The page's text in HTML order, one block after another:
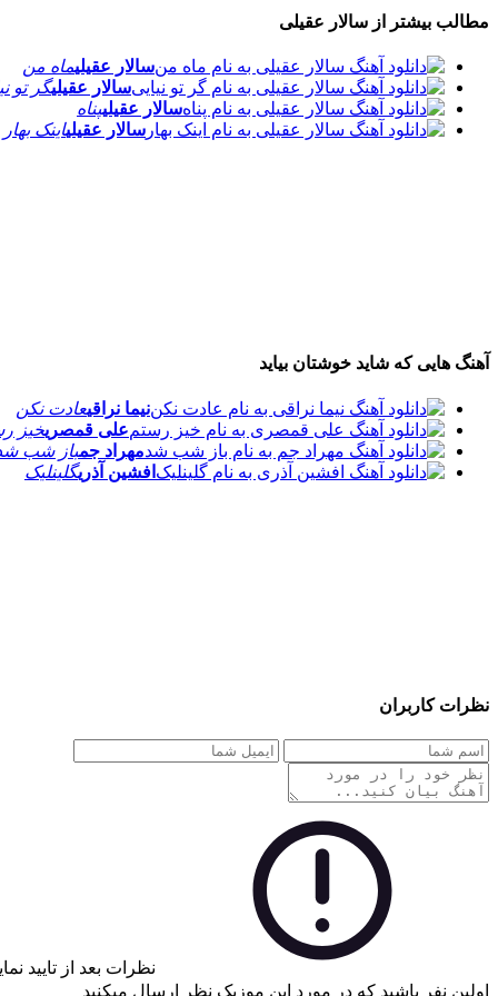
مطالب بیشتر از سالار عقیلی
سالار عقیلیماه من
سالار عقیلیگر تو
سالار عقیلیپناه
سالار عقیلیاینک بهار
آهنگ هایی که شاید خوشتان بیاید
نیما نراقیعادت نکن
علی قمصریخیز
مهراد جمباز شب
افشین آذریگلینلیک
نظرات کاربران
نظرات بعد از تایید
اولین نفر باشید که در مورد این موزیک نظر ارسال میکنید